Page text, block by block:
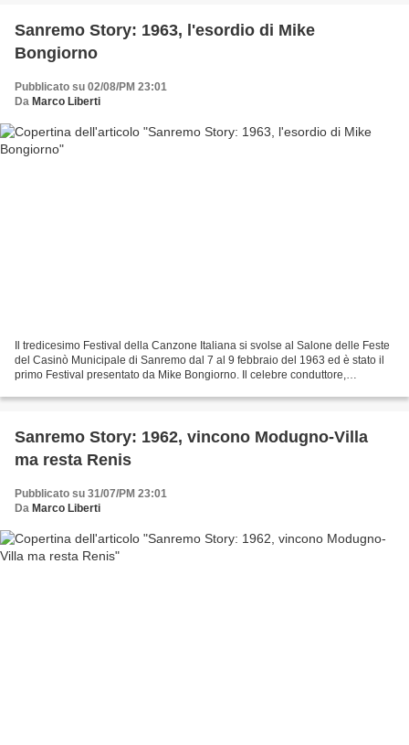
Sanremo Story: 1963, l'esordio di Mike
Bongiorno
Pubblicato su 02/08/PM 23:01
Da Marco Liberti
Il tredicesimo Festival della Canzone Italiana si svolse al Salone delle Feste
del Casinò Municipale di Sanremo dal 7 al 9 febbraio del 1963 ed è stato il
primo Festival presentato da Mike Bongiorno. Il celebre conduttore,
Sanremo Story: 1962, vincono Modugno-Villa
ma resta Renis
Pubblicato su 31/07/PM 23:01
Da Marco Liberti